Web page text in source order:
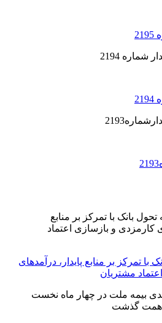
با تمرکز بر منابع پایدار، درآمدهای
مشتریان